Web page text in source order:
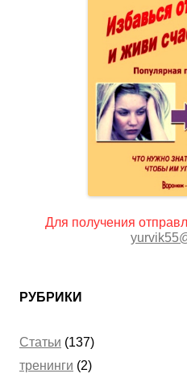
Для получения
РУБРИКИ
Статьи (137)
тренинги (2)